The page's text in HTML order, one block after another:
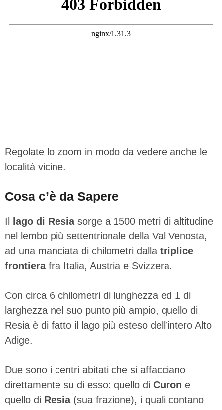
Regolate lo zoom in modo da vedere anche le
località vicine.
Cosa c’è da Sapere
Il lago di Resia sorge a 1500 metri di altitudine
nel lembo più settentrionale della Val Venosta,
ad una manciata di chilometri dalla triplice
frontierafra Italia, Austria e Svizzera.
Con circa 6 chilometri di lunghezza ed 1 di
larghezza nel suo punto più ampio, quello di
Resia è di fatto il lago più esteso dell’intero Alto
Adige.
Due sono i centri abitati che si affacciano
direttamente su di esso: quello di Curon e
quello di Resia(sua frazione), i quali contano